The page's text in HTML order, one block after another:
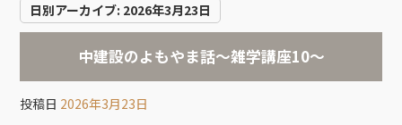
日別アーカイブ: 2026年3月23日
中建設のよもやま話～雑学講座10～
投稿日 2026年3月23日